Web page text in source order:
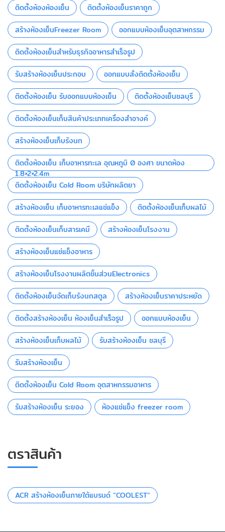
ติดตั้งห้องห้องเย็น
ติดตั้งห้องเย็นราคาถูก
สร้างห้องเย็นFreezer Room
ออกแบบห้องเย็นอุตสาหกรรม
ติดตั้งห้องเย็นสำหรับธุรกิจอาหารสำเร็จรูป
รับสร้างห้องเย็นประกอบ
ออกแบบสั่งติดตั้งห้องเย็น
ติดตั้งห้องเย็น รับออกแบบห้องเย็น
ติดตั้งห้องเย็นชลบุรี
ติดตั้งห้องเย็นเก็บสินค้าประเภทเครื่องสำอางค์
สร้างห้องเย็นเก็บรังนก
ติดตั้งห้องเย็น เก็บอาหารทะเล อุณหภูมิ 0 องศา ขนาดห้อง
1.8×2×2.4m
ติดตั้งห้องเย็น Cold Room บริษัทผลิตยา
สร้างห้องเย็น เก็บอาหารทะเลแช่แข็ง
ติดตั้งห้องเย็นเก็บผลไม้
ติดตั้งห้องเย็นเก็บสารเคมี
สร้างห้องเย็นโรงงาน
สร้างห้องเย็นแช่แข็งอาหาร
สร้างห้องเย็นโรงงานผลิตชิ้นส่วนElectronics
ติดตั้งห้องเย็นจัดเก็บรังนกสตูล
สร้างห้องเย็นราคาประหยัด
ติดตั้งสร้างห้องเย็น ห้องเย็นสำเร็จรูป
ออกแบบห้องเย็น
สร้างห้องเย็นเก็บผลไม้
รับสร้างห้องเย็น ชลบุรี
รับสร้างห้องเย็น
ติดตั้งห้องเย็น Cold Room อุตสาหกรรมอาหาร
รับสร้างห้องเย็น ระยอง
ห้องแช่แข็ง freezer room
ตราสินค้า
ACR สร้างห้องเย็นภายใต้แบรนด์ “COOLEST”